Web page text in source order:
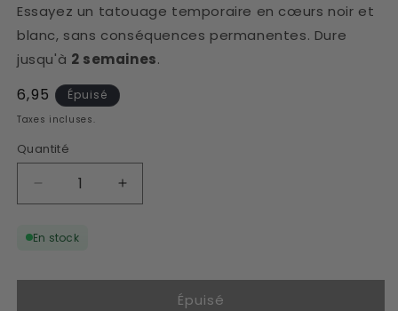
Essayez un tatouage temporaire en cœurs noir et
blanc, sans conséquences permanentes. Dure
jusqu'à 2 semaines.
Prix
habituel
6,95 Épuisé
Taxes incluses.
Quantité
Réduire
la
de
temporaire
Augmenter
la
temporaire
En stock
Épuisé